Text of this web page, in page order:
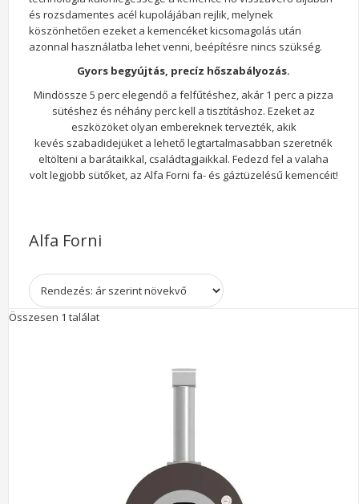
és rozsdamentes acél kupolájában rejlik, melynek
köszönhetően ezeket a kemencéket kicsomagolás után
azonnal használatba lehet venni, beépítésre nincs szükség.
Gyors begyújtás, precíz hőszabályozás.
Mindössze 5 perc elegendő a felfűtéshez, akár 1 perc a pizza
sütéshez és néhány perc kell a tisztításhoz. Ezeket az
eszközöket olyan embereknek tervezték, akik
kevés szabadidejüket a lehető legtartalmasabban szeretnék
eltölteni a barátaikkal, családtagjaikkal. Fedezd fel a valaha
volt legjobb sütőket, az Alfa Forni fa- és gáztüzelésű kemencéit!
Alfa Forni
Összesen 1 találat